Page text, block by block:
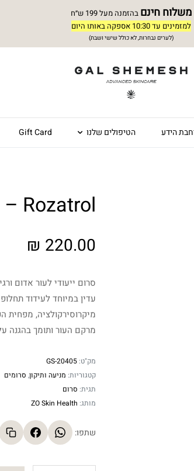
משלוח חינם בהזמנה מעל 199 ש״ח
למזמינים עד 10:30 אספקה באותו היום
(לערים נבחרות, לא כולל שישי ושבת)
הידע הטיפולים שלנו Gift Card
Rozatrol – סרום הרגעה (20 מ"ל)
220.00
₪
סרום ייעודי לעור אדום
במיוחד לעידוד תחלופה
מיקרוסירקולציה, מפחית
העור ותומך בהגנה על
מק"ט: GS-20405
קטגוריות:מניעה ותיקון,סרומים
תגית: סרום
מותג: ZO Skin Health
שתפו: